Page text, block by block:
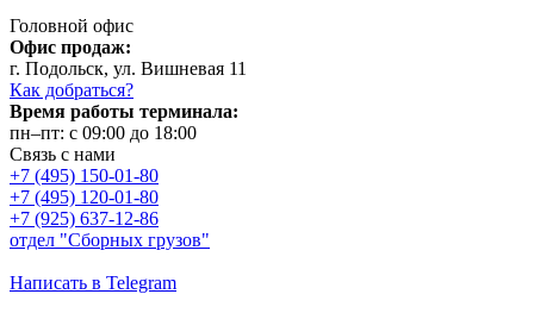
Головной офис
Офис продаж:
г. Подольск, ул. Вишневая 11
Как добраться?
Время работы терминала:
пн–пт: с 09:00 до 18:00
Связь с нами
+7 (495) 150-01-80
+7 (495) 120-01-80
+7 (925) 637-12-86
отдел "Сборных грузов"
Написать в Telegram